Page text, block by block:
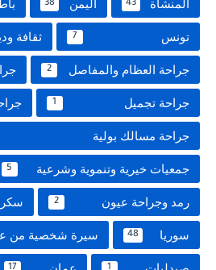
المنشاة 43 اليمن 38
تونس 7 ثقافة
جراحة العظام والمفاصل 2
جراحة تجميل 1
جراحة مسالك بولية
جمعيات خيرية وتنموية وشرعية 5
رمد وجراحة عيون 2 سكر
سوريا 48 سيرة شخصية من